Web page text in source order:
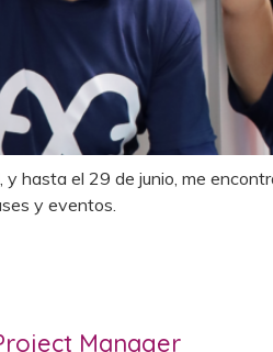
y hasta el 29 de junio, me
y eventos.
Manager